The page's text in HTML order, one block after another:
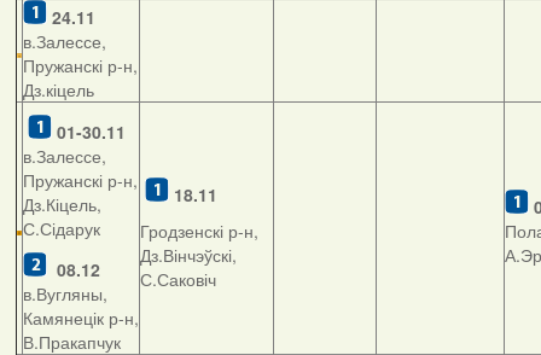
24.11
в.Залессе,
Пружанскі р-н,
Дз.кіцель
01-30.11
в.Залессе,
Пружанскі р-н,
Дз.Кіцель,
С.Сідарук
08.12
в.Вугляны,
Камянецік р-н,
В.Пракапчук
18.11
Гродзенскі р-н,
Дз.Вінчэўскі,
С.Саковіч